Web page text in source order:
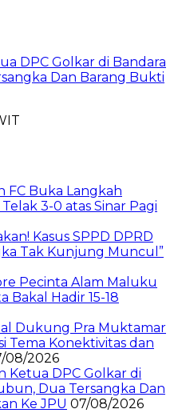
DPC Golkar di Bandara
Dan Barang Bukti
FC Buka Langkah
3-0 atas Sinar Pagi
Kasus SPPD DPRD
Tak Kunjung Muncul”
Pecinta Alam Maluku
Bakal Hadir 15-18
Dukung Pra Muktamar
Tema Konektivitas dan
08/2026
Ketua DPC Golkar di
Dua Tersangka Dan
Ke JPU 07/08/2026